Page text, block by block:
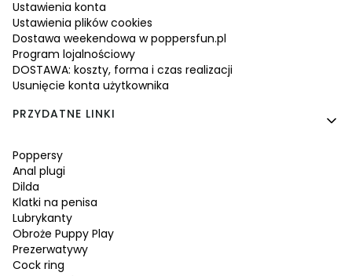
Ustawienia konta
Ustawienia plików cookies
Dostawa weekendowa w poppersfun.pl
Program lojalnościowy
DOSTAWA: koszty, forma i czas realizacji
Usunięcie konta użytkownika
PRZYDATNE LINKI
Poppersy
Anal plugi
Dilda
Klatki na penisa
Lubrykanty
Obroże Puppy Play
Prezerwatywy
Cock ring